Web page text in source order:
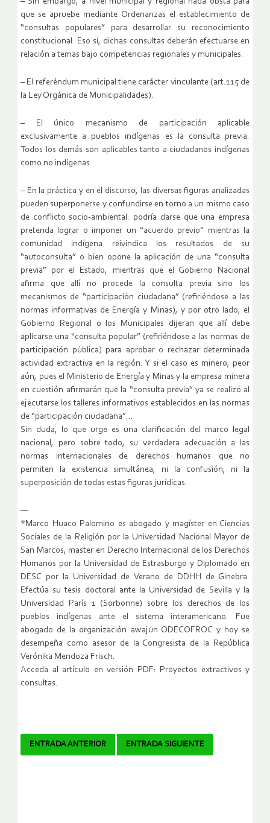
que se apruebe mediante Ordenanzas el establecimiento de
“consultas populares” para desarrollar su reconocimiento
constitucional. Eso sí, dichas consultas deberán efectuarse en
relación a temas bajo competencias regionales y municipales.
– El referéndum municipal tiene carácter vinculante (art.115 de
la Ley Orgánica de Municipalidades).
– El único mecanismo de participación aplicable
exclusivamente a pueblos indígenas es la consulta previa.
Todos los demás son aplicables tanto a ciudadanos indígenas
como no indígenas.
– En la práctica y en el discurso, las diversas figuras analizadas
pueden superponerse y confundirse en torno a un mismo caso
de conflicto socio-ambiental: podría darse que una empresa
pretenda lograr o imponer un “acuerdo previo” mientras la
comunidad indígena reivindica los resultados de su
“autoconsulta” o bien opone la aplicación de una “consulta
previa” por el Estado, mientras que el Gobierno Nacional
afirma que allí no procede la consulta previa sino los
mecanismos de “participación ciudadana” (refiriéndose a las
normas informativas de Energía y Minas), y por otro lado, el
Gobierno Regional o los Municipales dijeran que allí debe
aplicarse una “consulta popular” (refiriéndose a las normas de
participación pública) para aprobar o rechazar determinada
actividad extractiva en la región. Y si el caso es minero, peor
aún, pues el Ministerio de Energía y Minas y la empresa minera
en cuestión afirmarán que la “consulta previa” ya se realizó al
ejecutarse los talleres informativos establecidos en las normas
de “participación ciudadana”…
Sin duda, lo que urge es una clarificación del marco legal
nacional, pero sobre todo, su verdadera adecuación a las
normas internacionales de derechos humanos que no
permiten la existencia simultánea, ni la confusión, ni la
superposición de todas estas figuras jurídicas.
—
*Marco Huaco Palomino es abogado y magíster en Ciencias
Sociales de la Religión por la Universidad Nacional Mayor de
San Marcos, master en Derecho Internacional de los Derechos
Humanos por la Universidad de Estrasburgo y Diplomado en
DESC por la Universidad de Verano de DDHH de Ginebra.
Efectúa su tesis doctoral ante la Universidad de Sevilla y la
Universidad París 1 (Sorbonne) sobre los derechos de los
pueblos indígenas ante el sistema interamericano. Fue
abogado de la organización awajún ODECOFROC y hoy se
desempeña como asesor de la Congresista de la República
Verónika Mendoza Frisch.
Acceda al artículo en versión PDF: Proyectos extractivos y
consultas.
Navegador
ENTRADA ANTERIOR ENTRADA SIGUIENTE